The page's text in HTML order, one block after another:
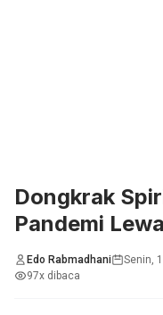
Dongkrak
Pandemi
Edo Rabmadhani Senin,
97x dibaca